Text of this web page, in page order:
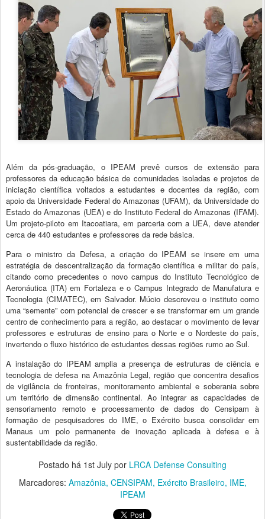
Além da pós-graduação, o IPEAM prevê cursos de extensão para
professores da educação básica de comunidades isoladas e projetos de
iniciação científica voltados a estudantes e docentes da região, com
apoio da Universidade Federal do Amazonas (UFAM), da Universidade do
Estado do Amazonas (UEA) e do Instituto Federal do Amazonas (IFAM).
Um projeto-piloto em Itacoatiara, em parceria com a UEA, deve atender
cerca de 440 estudantes e professores da rede básica.
Para o ministro da Defesa, a criação do IPEAM se insere em uma
estratégia de descentralização da formação científica e militar do país,
citando como precedentes o novo campus do Instituto Tecnológico de
Aeronáutica (ITA) em Fortaleza e o Campus Integrado de Manufatura e
Tecnologia (CIMATEC), em Salvador. Múcio descreveu o instituto como
uma “semente” com potencial de crescer e se transformar em um grande
centro de conhecimento para a região, ao destacar o movimento de levar
professores e estruturas de ensino para o Norte e o Nordeste do país,
invertendo o fluxo histórico de estudantes dessas regiões rumo ao Sul.
A instalação do IPEAM amplia a presença de estruturas de ciência e
tecnologia de defesa na Amazônia Legal, região que concentra desafios
de vigilância de fronteiras, monitoramento ambiental e soberania sobre
um território de dimensão continental. Ao integrar as capacidades de
sensoriamento remoto e processamento de dados do Censipam à
formação de pesquisadores do IME, o Exército busca consolidar em
Manaus um polo permanente de inovação aplicada à defesa e à
sustentabilidade da região.
Postado há 1st July por LRCA Defense Consulting
Marcadores: Amazônia CENSIPAM Exército Brasileiro IME
IPEAM